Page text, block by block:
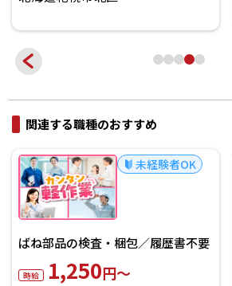
関連する職種のおすすめ
未経験者OK
ばね部品の検査・梱包／履歴書不要
時給 1,250円～